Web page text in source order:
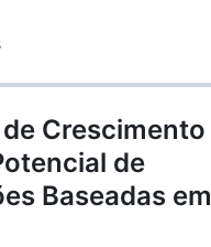
Crescimento
de
Baseadas em